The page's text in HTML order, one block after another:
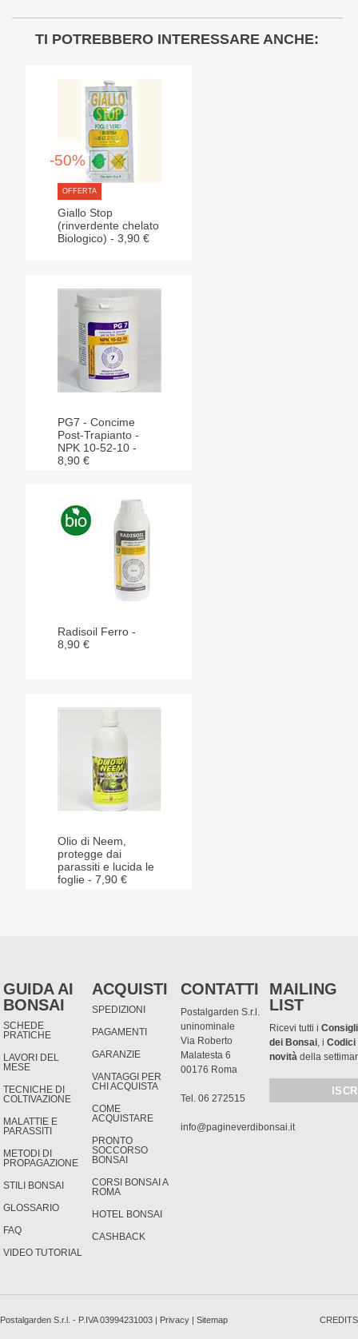
TI POTREBBERO INTERESSARE ANCHE:
OFFERTA
-50%
Giallo Stop
(rinverdente chelato
Biologico) - 3,90 €
PG7 - Concime
Post-Trapianto -
NPK 10-52-10 -
8,90 €
Radisoil Ferro -
8,90 €
Olio di Neem,
protegge dai
parassiti e lucida le
foglie - 7,90 €
GUIDA AI
BONSAI
SCHEDE
PRATICHE
LAVORI DEL
MESE
TECNICHE DI
COLTIVAZIONE
MALATTIE E
PARASSITI
METODI DI
PROPAGAZIONE
STILI BONSAI
GLOSSARIO
FAQ
VIDEO TUTORIAL
ACQUISTI
SPEDIZIONI
PAGAMENTI
GARANZIE
VANTAGGI PER
CHI ACQUISTA
COME
ACQUISTARE
PRONTO
SOCCORSO
BONSAI
CORSI BONSAI A
ROMA
HOTEL BONSAI
CASHBACK
CONTATTI
Postalgarden S.r.l.
uninominale
Via Roberto
Malatesta 6
00176 Roma
Tel. 06 272515
info@pagineverdibonsai.it
MAILING
LIST
Ricevi tutti i
dei Bonsai, iCodici
novità della
Postalgarden S.r.l. - P.IVA 03994231003 | Privacy | Sitemap CREDITS